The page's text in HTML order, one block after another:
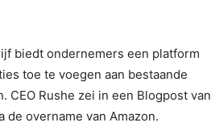
biedt ondernemers een platform
toe te voegen aan bestaande
Rushe zei in een Blogpost van
overname van Amazon.